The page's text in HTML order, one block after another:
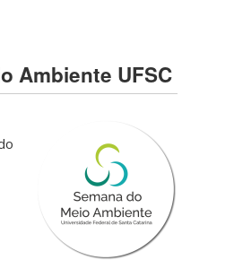
Ambiente UFSC